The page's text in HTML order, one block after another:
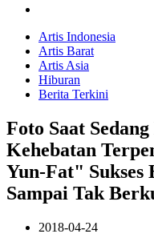
Artis Indonesia
Artis Barat
Artis Asia
Hiburan
Berita Terkini
Foto Saat
Kehebatan
Yun-Fat" Sukses
Sampai Tak
2018-04-24